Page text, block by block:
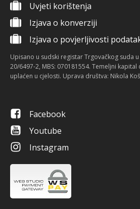
Uvjeti korištenja
Izjava o konverziji
Izjava o povjerljivosti
Upisano u sudski registar Trgovačkog suda
20/6497-2, MBS: 070181554. Temeljni kapital
uplaćen u cjelosti. Uprava društva: Nikola
Facebook
Youtube
Instagram